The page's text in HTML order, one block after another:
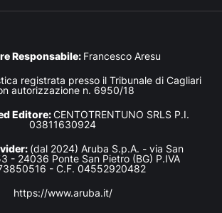
Responsabile: Francesco Aresu
registrata presso il Tribunale di Cagliari
autorizzazione n. 6950/18
Editore:CENTOTRENTUNO SRLS P.I.
03811630924
(dal 2024) Aruba S.p.A. - via San
- 24036 Ponte San Pietro (BG) P.IVA
- C.F. 04552920482
https://www.aruba.it/